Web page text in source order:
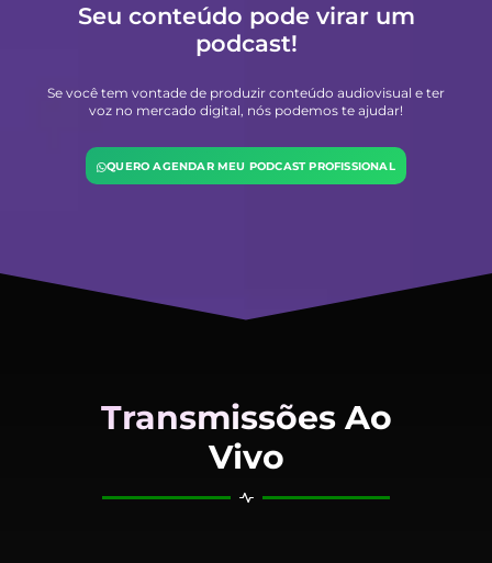
Seu conteúdo pode virar um
podcast!
Se você tem vontade de produzir conteúdo audiovisual e ter
voz no mercado digital, nós podemos te ajudar!
QUERO AGENDAR MEU PODCAST PROFISSIONAL
Transmissões Ao
Vivo